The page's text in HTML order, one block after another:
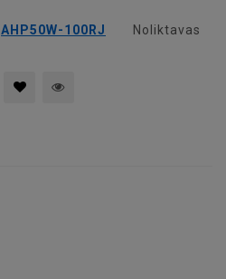
AHP50W-100RJ
Noliktavas